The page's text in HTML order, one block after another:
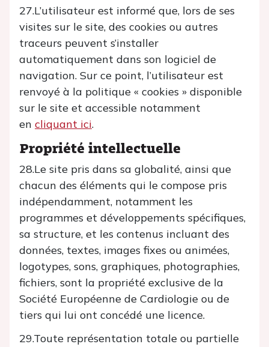
27.L’utilisateur est informé que, lors de ses
visites sur le site, des cookies ou autres
traceurs peuvent s’installer
automatiquement dans son logiciel de
navigation. Sur ce point, l’utilisateur est
renvoyé à la politique « cookies » disponible
sur le site et accessible notamment
en cliquant ici.
Propriété intellectuelle
28.Le site pris dans sa globalité, ainsi que
chacun des éléments qui le compose pris
indépendamment, notamment les
programmes et développements spécifiques,
sa structure, et les contenus incluant des
données, textes, images fixes ou animées,
logotypes, sons, graphiques, photographies,
fichiers, sont la propriété exclusive de la
Société Européenne de Cardiologie ou de
tiers qui lui ont concédé une licence.
29.Toute représentation totale ou partielle